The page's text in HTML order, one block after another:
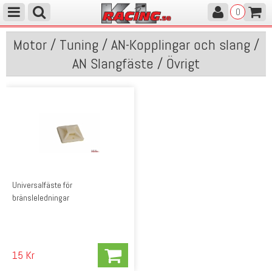
0
Motor / Tuning / AN-Kopplingar och slang /
AN Slangfäste / Övrigt
Universalfäste för
bränsleledningar
15 Kr